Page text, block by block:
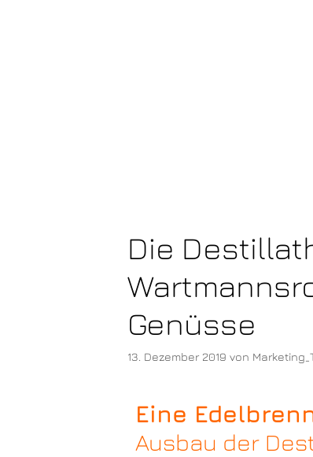
Die
Genüsse
13. Dezember 2019 von
Eine
Ausbau der